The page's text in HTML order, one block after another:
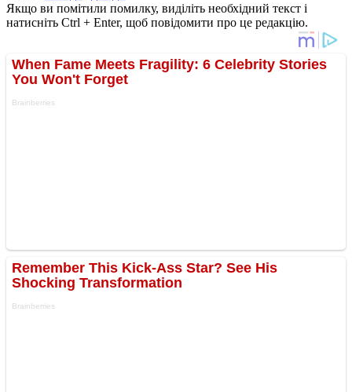
Якщо ви помітили помилку, виділіть необхідний текст і
натисніть Ctrl + Enter, щоб повідомити про це редакцію.